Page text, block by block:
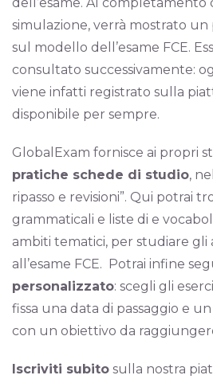
simulazione, verrà mostrato
sul modello dell’esame FCE.
consultato successivamente:
viene infatti registrato sulla
disponibile per sempre.
GlobalExam fornisce ai propri
pratiche schede di studio,
ripasso e revisioni”. Qui potrai
grammaticali e liste di e
ambiti tematici, per studiare gli
all’esame FCE. Potrai infine
personalizzato: scegli gli
fissa una data di passaggio e
con un obiettivo da
Iscriviti subitosulla nostra